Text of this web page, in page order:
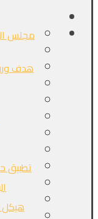
مجلس
هدف
تطبيق
هيكل